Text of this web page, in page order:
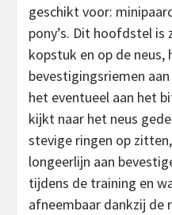
geschikt voor:
pony’s. Dit hoofdstel
kopstuk en op de
bevestigingsriemen
het eventueel aan het
kijkt naar het neus
stevige ringen op
longeerlijn aan
tijdens de training en
afneembaar dankzij de